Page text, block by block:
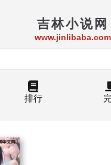
吉林小说网
www.jinlibaba.com
排行